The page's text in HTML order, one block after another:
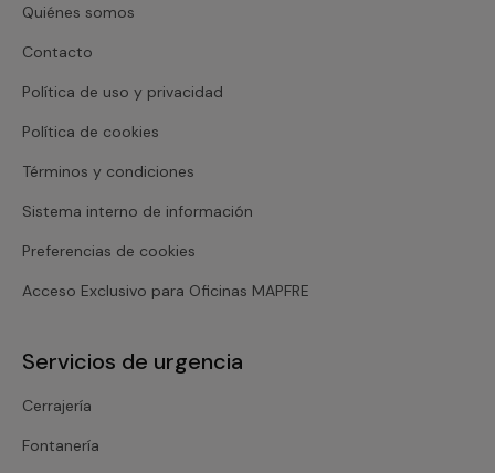
Quiénes somos
Contacto
Política de uso y privacidad
Política de cookies
Términos y condiciones
Sistema interno de información
Preferencias de cookies
Acceso Exclusivo para Oficinas MAPFRE
Servicios de urgencia
Cerrajería
Fontanería